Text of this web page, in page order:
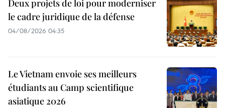
Deux projets de loi pour moderniser
le cadre juridique de la défense
04/08/2026 04:35
Le Vietnam envoie ses meilleurs
étudiants au Camp scientifique
asiatique 2026